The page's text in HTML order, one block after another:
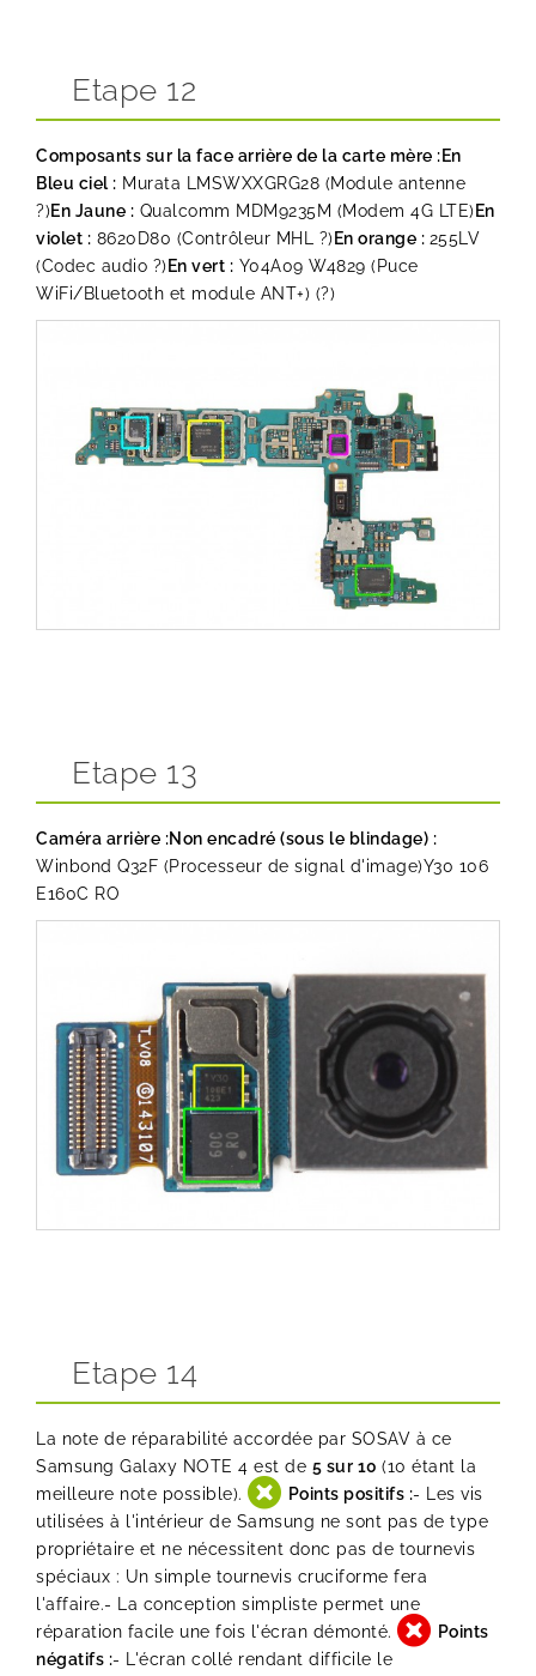
Etape 12
Composants sur la face arrière de la carte mère :En
Bleu ciel : Murata LMSWXXGRG28 (Module antenne
?)En Jaune : Qualcomm MDM9235M (Modem 4G LTE)En
violet : 8620D80 (Contrôleur MHL ?)En orange : 255LV
(Codec audio ?)En vert : Y04A09 W4829 (Puce
WiFi/Bluetooth et module ANT+) (?)
Etape 13
Caméra arrière :Non encadré (sous le blindage) :
Winbond Q32F (Processeur de signal d'image)Y30 106
E160C RO
Etape 14
La note de réparabilité accordée par SOSAV à ce
Samsung Galaxy NOTE 4 est de 5 sur 10 (10 étant la
meilleure note possible).
Points positifs :- Les vis
utilisées à l'intérieur de Samsung ne sont pas de type
propriétaire et ne nécessitent donc pas de tournevis
spéciaux : Un simple tournevis cruciforme fera
l'affaire.- La conception simpliste permet une
réparation facile une fois l'écran démonté.
Points
négatifs :- L'écran collé rendant difficile le